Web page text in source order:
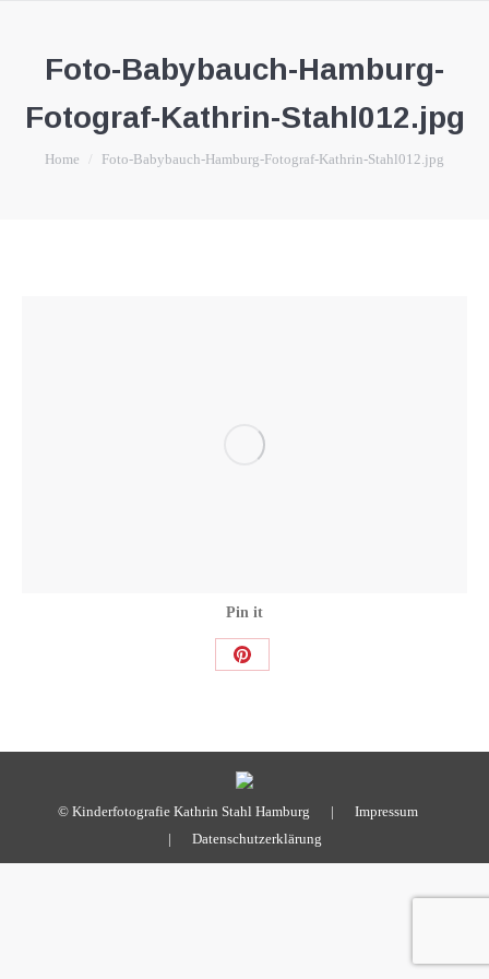
Foto-Babybauch-Hamburg-
Fotograf-Kathrin-Stahl012.jpg
You are here:
Home Foto-Babybauch-Hamburg-Fotograf-Kathrin-Stahl012.jpg
Pin it
Share
© Kinderfotografie Kathrin Stahl Hamburg | Impressum
| Datenschutzerklärung